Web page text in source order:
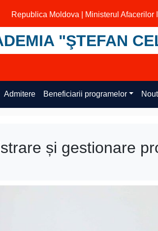
Republica Moldova | Ministerul Afacerilor
"ŞTEFAN
Admitere Beneficiarii programelor
și gestionare